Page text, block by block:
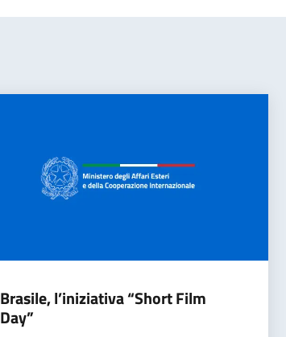
Brasile, l’iniziativa “Short Film
Day”